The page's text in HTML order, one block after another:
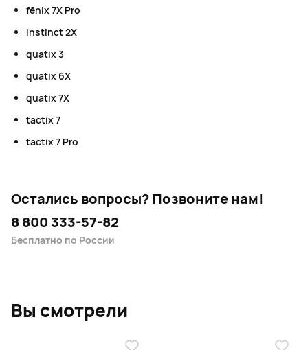
fēnix 7X Pro
Instinct 2X
quatix 3
quatix 6X
quatix 7X
tactix 7
tactix 7 Pro
Остались вопросы?Позвоните нам!
8 800 333-57-82
Бесплатно по России
Вы смотрели